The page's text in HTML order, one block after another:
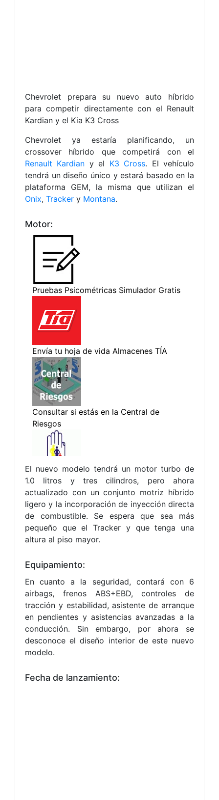
Chevrolet prepara su nuevo auto híbrido
para competir directamente con el Renault
Kardian y el Kia K3 Cross
Chevrolet ya estaría planificando, un
crossover híbrido que competirá con el
Renault Kardian y el K3 Cross. El vehículo
tendrá un diseño único y estará basado en la
plataforma GEM, la misma que utilizan el
Onix, Tracker y Montana.
Motor:
El nuevo modelo tendrá un motor turbo de
1.0 litros y tres cilindros, pero ahora
actualizado con un conjunto motriz híbrido
ligero y la incorporación de inyección directa
de combustible. Se espera que sea más
pequeño que el Tracker y que tenga una
altura al piso mayor.
Equipamiento:
En cuanto a la seguridad, contará con 6
airbags, frenos ABS+EBD, controles de
tracción y estabilidad, asistente de arranque
en pendientes y asistencias avanzadas a la
conducción. Sin embargo, por ahora se
desconoce el diseño interior de este nuevo
modelo.
Fecha de lanzamiento: